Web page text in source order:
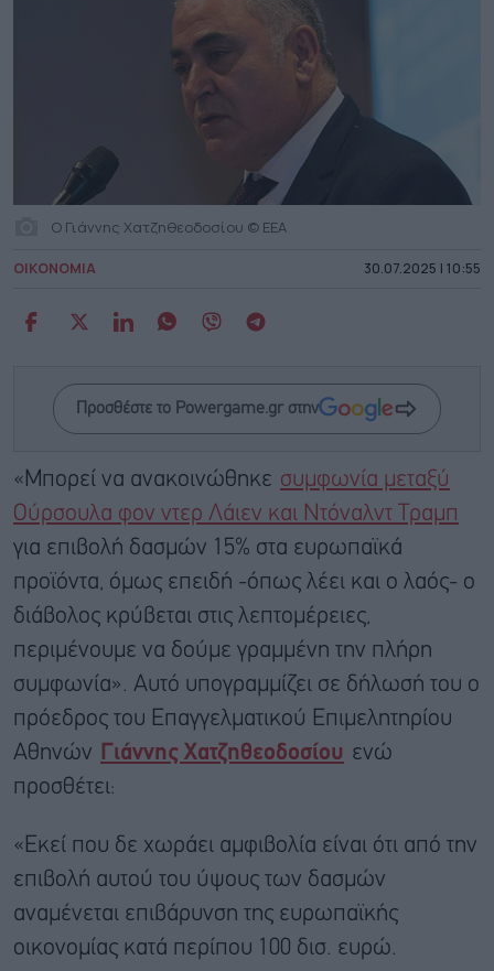
O Γιάννης Χατζηθεοδοσίου © ΕΕΑ
ΟΙΚΟΝΟΜΙΑ 30.07.2025 | 10:55
Προσθέστε το Powergame.gr στην
«Μπορεί να ανακοινώθηκε συμφωνία μεταξύ
Ούρσουλα φον ντερ Λάιεν και Ντόναλντ Τραμπ
για επιβολή δασμών 15% στα ευρωπαϊκά
προϊόντα, όμως επειδή -όπως λέει και ο λαός- ο
διάβολος κρύβεται στις λεπτομέρειες,
περιμένουμε να δούμε γραμμένη την πλήρη
συμφωνία». Αυτό υπογραμμίζει σε δήλωσή του ο
πρόεδρος του Επαγγελματικού Επιμελητηρίου
Αθηνών
Γιάννης Χατζηθεοδοσίου ενώ
προσθέτει:
«Εκεί που δε χωράει αμφιβολία είναι ότι από την
επιβολή αυτού του ύψους των δασμών
αναμένεται επιβάρυνση της ευρωπαϊκής
οικονομίας κατά περίπου 100 δισ. ευρώ.